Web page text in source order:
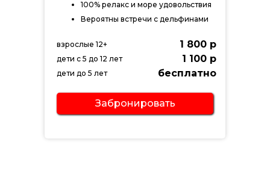
100% релакс и море удовольствия
Вероятны встречи с дельфинами
Забронировать
взрослые 12+
дети с 5 до 12 лет
дети до 5 лет
1 800 р
1 100 р
бесплатно